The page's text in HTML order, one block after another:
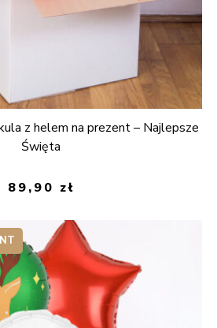
z helem na prezent – Najlepsze
Święta
89,90 zł